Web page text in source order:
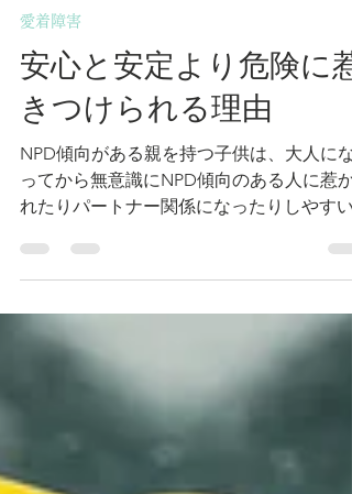
Aira-Life-Coaching
2025年4月26日
読了時間: 3分
愛着障害
安心と安定より危険に惹
きつけられる理由
NPD傾向がある親を持つ子供は、大人にな
考えられます。 ・親から境界線を常に踏み
越えられて過ごしてきたから、そこをパー
ナーに踏み越えられても受け入れてしまう
・常に親の機嫌を注視して怒らせないよう
生きてきた。生き抜くためにそうするしか
かった。だから同じようにパートナーにも